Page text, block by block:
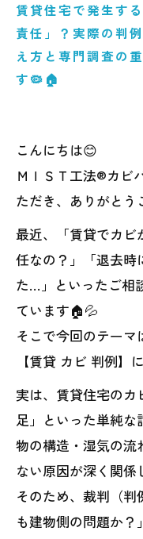
賃貸住宅で発生す
責任」？実際の判
え方と専門調査の
す🦠🏠
こんにちは😊
ＭＩＳＴ工法®カビ
ただき、ありがとう
最近、「賃貸でカビ
任なの？」「退去時
た…」といったご相
ています🏠💦
そこで今回のテーマ
【賃貸 カビ 判例】
実は、賃貸住宅の
足」といった単純
物の構造・湿気の流
ない原因が深く関係
そのため、裁判（判
も建物側の問題か？